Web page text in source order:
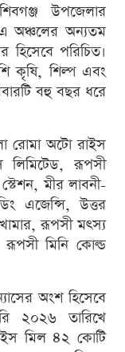
উপজেলার
এ অঞ্চলের অন্যতম
হিসেবে পরিচিত।
কৃষি, শিল্প এবং
বহু বছর ধরে
রোমা অটো রাইস
লিমিটেড, রূপসী
মীর লাবনী-
এজেন্সি, উত্তর
রূপসী মৎস্য
রূপসী মিনি কোল্ড
অংশ হিসেবে
২০২৬ তারিখে
মিল ৪২ কোটি